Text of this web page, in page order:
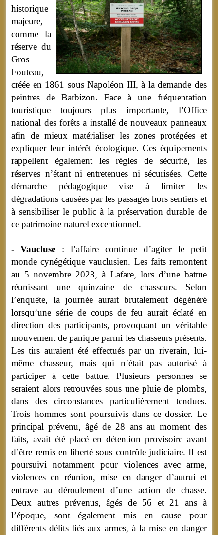
historique
majeure,
comme la
réserve du
Gros
Fouteau,
créée en 1861 sous Napoléon III, à la demande des
peintres de Barbizon. Face à une fréquentation
touristique toujours plus importante, l’Office
national des forêts a installé de nouveaux panneaux
afin de mieux matérialiser les zones protégées et
expliquer leur intérêt écologique. Ces équipements
rappellent également les règles de sécurité, les
réserves n’étant ni entretenues ni sécurisées. Cette
démarche pédagogique vise à limiter les
dégradations causées par les passages hors sentiers et
à sensibiliser le public à la préservation durable de
ce patrimoine naturel exceptionnel.
- Vaucluse : l’affaire continue d’agiter le petit
monde cynégétique vauclusien. Les faits remontent
au 5 novembre 2023, à Lafare, lors d’une battue
réunissant une quinzaine de chasseurs. Selon
l’enquête, la journée aurait brutalement dégénéré
lorsqu’une série de coups de feu aurait éclaté en
direction des participants, provoquant un véritable
mouvement de panique parmi les chasseurs présents.
Les tirs auraient été effectués par un riverain, lui-
même chasseur, mais qui n’était pas autorisé à
participer à cette battue. Plusieurs personnes se
seraient alors retrouvées sous une pluie de plombs,
dans des circonstances particulièrement tendues.
Trois hommes sont poursuivis dans ce dossier. Le
principal prévenu, âgé de 28 ans au moment des
faits, avait été placé en détention provisoire avant
d’être remis en liberté sous contrôle judiciaire. Il est
poursuivi notamment pour violences avec arme,
violences en réunion, mise en danger d’autrui et
entrave au déroulement d’une action de chasse.
Deux autres prévenus, âgés de 56 et 21 ans à
l’époque, sont également mis en cause pour
différents délits liés aux armes, à la mise en danger